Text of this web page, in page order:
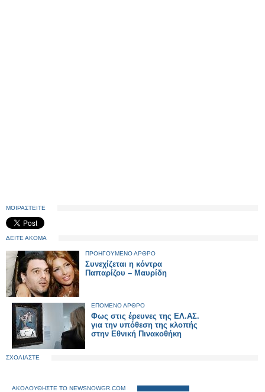
ΜΟΙΡΑΣΤΕΙΤΕ
ΔΕΙΤΕ ΑΚΟΜΑ
ΠΡΟΗΓΟΥΜΕΝΟ ΑΡΘΡΟ
Συνεχίζεται η κόντρα
Παπαρίζου – Μαυρίδη
ΕΠΟΜΕΝΟ ΑΡΘΡΟ
Φως στις έρευνες της ΕΛ.ΑΣ.
για την υπόθεση της κλοπής
στην Εθνική Πινακοθήκη
ΣΧΟΛΙΑΣΤΕ
ΑΚΟΛΟΥΘΗΣΤΕ ΤΟ NEWSNOWGR.COM